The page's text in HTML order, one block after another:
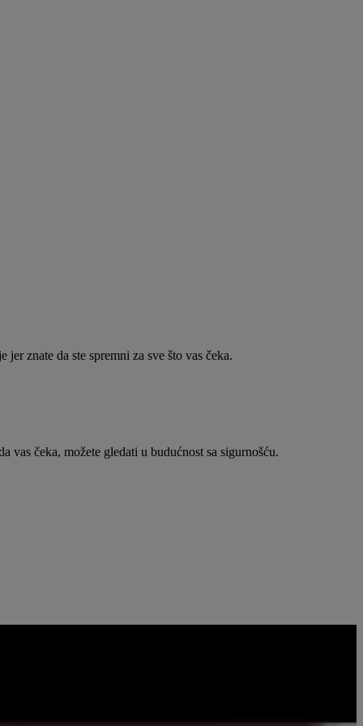
znate da ste spremni za sve što vas čeka.
čeka, možete gledati u budućnost sa sigurnošću.